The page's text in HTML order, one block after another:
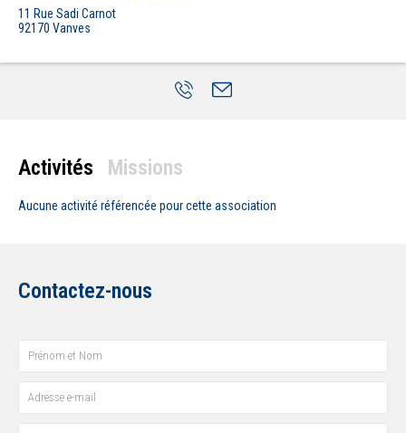
11 Rue Sadi Carnot
92170 Vanves
Activités Missions
Aucune activité référencée pour cette association
Contactez-nous